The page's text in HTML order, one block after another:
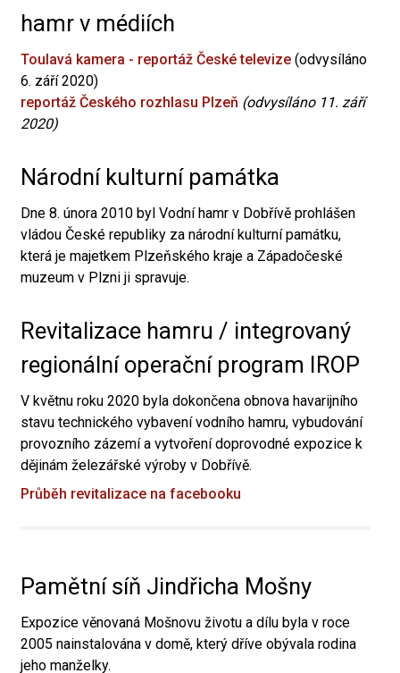
hamr v médiích
Toulavá kamera - reportáž České televize (odvysíláno
6. září 2020)
reportáž Českého rozhlasu Plzeň (odvysíláno 11. září
2020)
Národní kulturní památka
Dne 8. února 2010 byl Vodní hamr v Dobřívě prohlášen
vládou České republiky za národní kulturní památku,
která je majetkem Plzeňského kraje a Západočeské
muzeum v Plzni ji spravuje.
Revitalizace hamru / integrovaný
regionální operační program IROP
V květnu roku 2020 byla dokončena obnova havarijního
stavu technického vybavení vodního hamru, vybudování
provozního zázemí a vytvoření doprovodné expozice k
dějinám železářské výroby v Dobřívě.
Průběh revitalizace na facebooku
Pamětní síň Jindřicha Mošny
Expozice věnovaná Mošnovu životu a dílu byla v roce
2005 nainstalována v domě, který dříve obývala rodina
jeho manželky.